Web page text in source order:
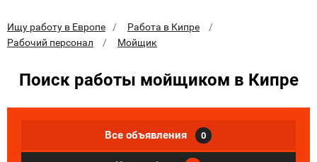
Ищу работу в Европе
Работа в Кипре
Рабочий персонал
Мойщик
Поиск работы мойщиком в Кипре
Все объявления 0